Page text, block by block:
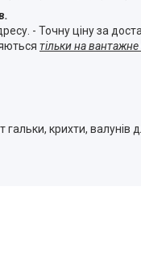
- Точну ціну за
тільки на вантажне
крихти,